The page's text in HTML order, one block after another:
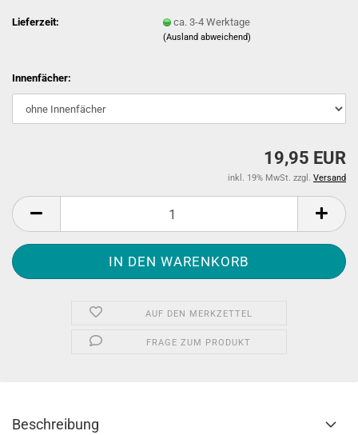
Lieferzeit: ca. 3-4 Werktage
(Ausland abweichend)
Innenfächer:
19,95 EUR
inkl. 19% MwSt. zzgl. Versand
AUF DEN MERKZETTEL
FRAGE ZUM PRODUKT
Beschreibung